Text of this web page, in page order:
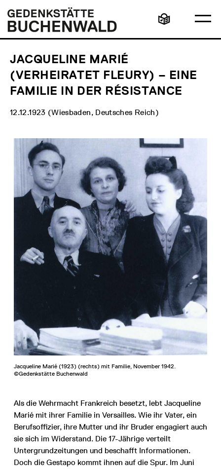
zum
Inhalt
Gedenkstätte
Buchenwald
Leichte
Sprache
JACQUELINE MARIÉ
(VERHEIRATET FLEURY) – EINE
FAMILIE IN DER RÉSISTANCE
12.12.1923 (Wiesbaden, Deutsches Reich)
Jacqueline Marié (1923) (rechts) mit Familie, November 1942.
©Gedenkstätte Buchenwald
Als die Wehrmacht Frankreich besetzt, lebt Jacqueline
Marié mit ihrer Familie in Versailles. Wie ihr Vater, ein
Berufsoffizier, ihre Mutter und ihr Bruder engagiert auch
sie sich im Widerstand. Die 17-Jährige verteilt
Untergrundzeitungen und beschafft Informationen.
Doch die Gestapo kommt ihnen auf die Spur. Im Juni